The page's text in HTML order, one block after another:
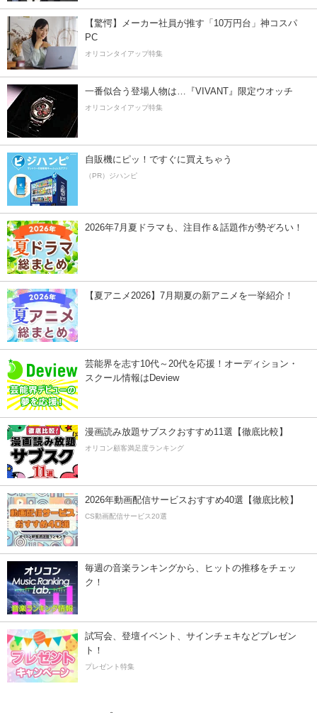
【驚愕】メーカー社員が推す「10万円台」神コスパ
PC
オリコンタイアップ特集
一番似合う登場人物は…『VIVANT』限定ウオッチ
オリコンタイアップ特集
自販機にピッ！ですぐに買えちゃう
（PR）ジハンピ
2026年7月夏ドラマも、注目作＆話題作が勢ぞろい！
【夏アニメ2026】7月期夏の新アニメを一挙紹介！
芸能界を志す10代～20代を応援！オーディション・
スクール情報はDeview
漫画読み放題サブスクおすすめ11選【徹底比較】
オリコン顧客満足度ランキング
2026年動画配信サービスおすすめ40選【徹底比較】
CS動画配信サービス20選
毎週の音楽ランキングから、ヒットの推移をチェッ
ク！
試写会、登壇イベント、サインチェキなどプレゼン
ト！
プレゼント特集